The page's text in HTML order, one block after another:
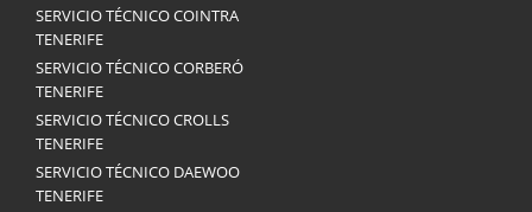
SERVICIO TÉCNICO COINTRA
TENERIFE
SERVICIO TÉCNICO CORBERÓ
TENERIFE
SERVICIO TÉCNICO CROLLS
TENERIFE
SERVICIO TÉCNICO DAEWOO
TENERIFE